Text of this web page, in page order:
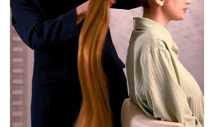
IT製品の技術・比較・事例
製造業のIT導入・活用を支援
モノづくり技術者専門サイト
エレクトロニクス専門サイト
電子設計の基本と応用
エネルギーの専門メディア